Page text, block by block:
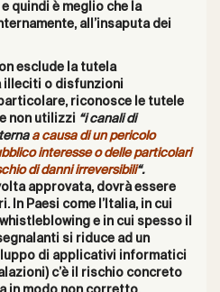
quindi è meglio che la
all’insaputa dei
esclude la tutela
illeciti o disfunzioni
riconosce le tutele
non utilizzi “i canali di
a causa di un pericolo
interesse o delle particolari
di danni irreversibili“.
approvata, dovrà essere
In Paesi come l’Italia, in cui
e in cui spesso il
si riduce ad un
di applicativi informatici
c’è il rischio concreto